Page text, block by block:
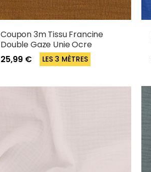
Coupon 3m Tissu Francine
Double Gaze Unie Ocre
25,99 €
LES 3 MÈTRES